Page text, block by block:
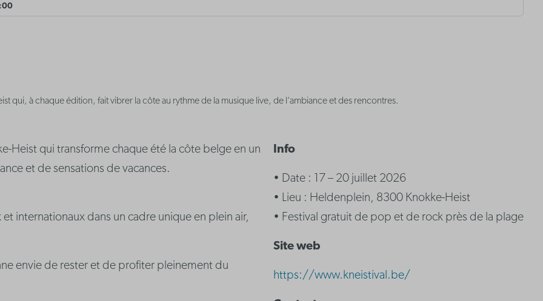
qui, à chaque édition, fait vibrer la côte au rythme de la musique live, de l'ambiance et des rencontres.
Heist qui transforme chaque été la côte belge en un
et de sensations de vacances.
internationaux dans un cadre unique en plein air,
envie de rester et de profiter pleinement du
Info
• Date : 17 – 20 juillet 2026
• Lieu : Heldenplein, 8300 Knokke-Heist
• Festival gratuit de pop et de rock près de la plage
Site web
https://www.kneistival.be/